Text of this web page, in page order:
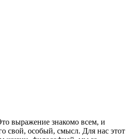
выражение знакомо всем, и
свой, особый, смысл. Для нас этот